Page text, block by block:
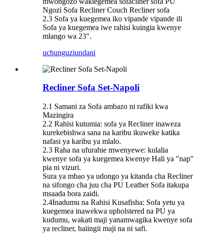
Ngozi Sofa Recliner Couch Recliner sofa
2.3 Sofa ya kuegemea iko vipande vipande ili
Sofa ya kuegemea iwe rahisi kuingia kwenye
mlango wa 23″.
uchunguziundani
Recliner Sofa Set-Napoli
2.1 Samani za Sofa ambazo ni rafiki kwa
Mazingira
2.2 Rahisi kutumia: sofa ya Recliner inaweza
kurekebishwa sana na karibu ikuweke katika
nafasi ya karibu ya mlalo.
2.3 Raha na ufurahie mwenyewe: kulalia
kwenye sofa ya kuegemea kwenye Hali ya "nap"
pia ni vizuri.
Sura ya mbao ya udongo ya kitanda cha Recliner
na sifongo cha juu cha PU Leather Sofa itakupa
msaada bora zaidi.
2.4Inadumu na Rahisi Kusafisha: Sofa yetu ya
kuegemea inawekwa upholstered na PU ya
kudumu, wakati maji yanamwagika kwenye sofa
ya recliner, haiingii maji na ni safi.